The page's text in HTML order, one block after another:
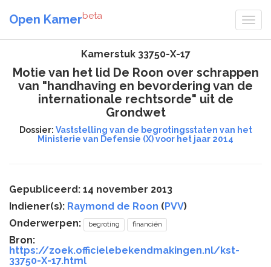
Open Kamerbeta
Kamerstuk 33750-X-17
Motie van het lid De Roon over schrappen
van "handhaving en bevordering van de
internationale rechtsorde" uit de
Grondwet
Dossier: Vaststelling van de begrotingsstaten van het
Ministerie van Defensie (X) voor het jaar 2014
Gepubliceerd: 14 november 2013
Indiener(s): Raymond de Roon (PVV)
Onderwerpen:
begroting financiën
Bron:
https://zoek.officielebekendmakingen.nl/kst-
33750-X-17.html